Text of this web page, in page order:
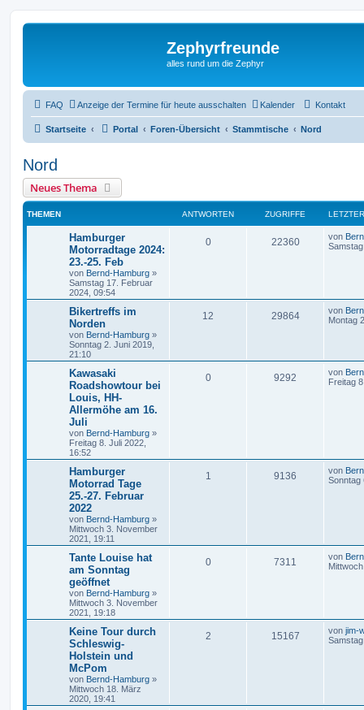
Zephyrfreunde
alles rund um die Zephyr
FAQ Anzeige der Termine für heute ausschalten Kalender Kontakt
Startseite Portal Foren-Übersicht Stammtische Nord
Nord
Neues Thema
THEMEN ANTWORTEN ZUGRIFFE
Hamburger
Motorradtage 2024:
23.-25. Feb
von Bernd-Hamburg »
Samstag 17. Februar
2024, 09:54
0 22360 von
Bikertreffs im
Norden
von Bernd-Hamburg »
Sonntag 2. Juni 2019,
21:10
12 29864 von
Montag
Kawasaki
Roadshowtour bei
Louis, HH-
Allermöhe am 16.
Juli
von Bernd-Hamburg »
Freitag 8. Juli 2022,
16:52
0 9292 von
Freitag
Hamburger
Motorrad Tage
25.-27. Februar
2022
von Bernd-Hamburg »
Mittwoch 3. November
2021, 19:11
1 9136 von
Sonntag
Tante Louise hat
am Sonntag
geöffnet
von Bernd-Hamburg »
Mittwoch 3. November
2021, 19:18
0 7311 von
Keine Tour durch
Schleswig-
Holstein und
McPom
von Bernd-Hamburg »
Mittwoch 18. März
2020, 19:41
2 15167 von jim-